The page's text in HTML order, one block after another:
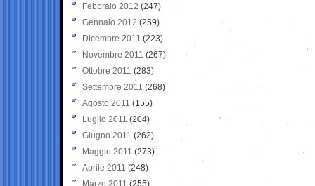
Febbraio 2012 (247)
Gennaio 2012 (259)
Dicembre 2011 (223)
Novembre 2011 (267)
Ottobre 2011 (283)
Settembre 2011 (268)
Agosto 2011 (155)
Luglio 2011 (204)
Giugno 2011 (262)
Maggio 2011 (273)
Aprile 2011 (248)
Marzo 2011 (255)